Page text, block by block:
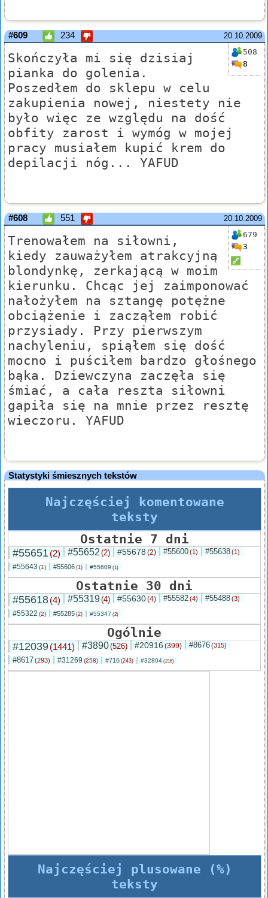
20.10.2009
#609 234
508
8
Skończyła mi się dzisiaj
pianka do golenia.
Poszedłem do sklepu w celu
zakupienia nowej, niestety nie
było więc ze względu na dość
obfity zarost i wymóg w mojej
pracy musiałem kupić krem do
depilacji nóg... YAFUD
20.10.2009
#608 551
679
3
Trenowałem na siłowni,
kiedy zauważyłem atrakcyjną
blondynkę, zerkającą w moim
kierunku. Chcąc jej zaimponować
nałożyłem na sztangę potężne
obciążenie i zacząłem robić
przysiady. Przy pierwszym
nachyleniu, spiąłem się dość
mocno i puściłem bardzo głośnego
bąka. Dziewczyna zaczęła się
śmiać, a cała reszta siłowni
gapiła się na mnie przez resztę
wieczoru. YAFUD
Statystyki śmiesznych tekstów
Najczęściej komentowane
teksty
Ostatnie 7 dni
#55651(2) #55652 (2) #55678 (2) #55600(1) #55638(1)
#55643 (1) #55606 (1) #55609 (1)
Ostatnie 30 dni
#55618(4) #55319(4) #55630(4) #55582(4) #55488(3)
#55322 (2) #55285 (2) #55347 (2)
Ogólnie
#12039(1441) #3890(526) #20916 (399) #8676(315)
#8617(293) #31269 (258) #716 (243) #32804 (216)
Najczęściej plusowane (%)
teksty